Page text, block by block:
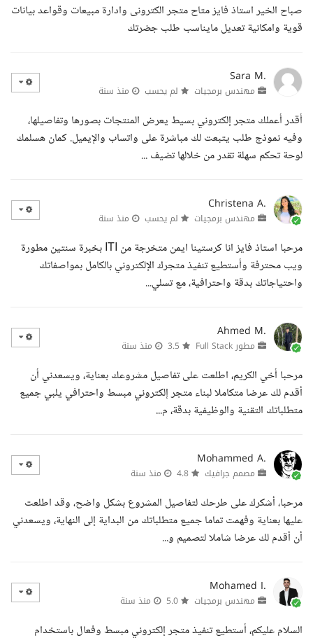
صباح الخير استاذ فايز متاح متجر الكترونى وادارة مبيعات وقواعد بيانات
قوية وامكانية تعديل مايناسب طلب جضرتك
Sara M.
مهندس برمجيات لم يحسب منذ سنة
أقدر أعملك متجر إلكتروني بسيط يعرض المنتجات بصورها وتفاصيلها،
وفيه نموذج طلب يتبعت لك مباشرة على واتساب والإيميل. كمان هسلمك
لوحة تحكم سهلة تقدر من خلالها تضيف ...
Christena A.
مهندس برمجيات لم يحسب منذ سنة
مرحبا استاذ فايز انا كرستينا ايمن متخرجة من ITI بخبرة سنتين مطورة
ويب محترفة وأستطيع تنفيذ متجرك الإلكتروني بالكامل بمواصفاتك
واحتياجاتك بدقة واحترافية، مع تسلي...
Ahmed M.
مطور Full Stack منذ سنة
مرحبا أخي الكريم، اطلعت على تفاصيل مشروعك بعناية، ويسعدني أن
أقدم لك عرضا متكاملا لبناء متجر إلكتروني مبسط واحترافي يلبي جميع
متطلباتك التقنية والوظيفية بدقة، م...
Mohammed A.
مصمم جرافيك منذ سنة
مرحبا، أشكرك على طرحك لتفاصيل المشروع بشكل واضح، وقد اطلعت
عليها بعناية وفهمت تماما جميع متطلباتك من البداية إلى النهاية، ويسعدني
أن أقدم لك عرضا شاملا لتصميم و...
Mohamed I.
مهندس برمجيات منذ سنة
السلام عليكم، أستطيع تنفيذ متجر إلكتروني مبسط وفعال باستخدام